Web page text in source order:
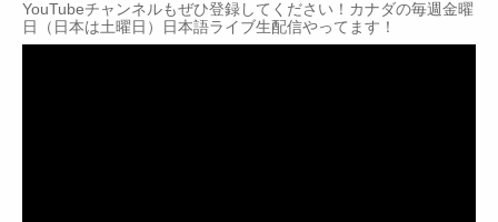
YouTubeチャンネルもぜひ登録してください！カナダの毎週金曜
日（日本は土曜日）日本語ライブ生配信やってます！